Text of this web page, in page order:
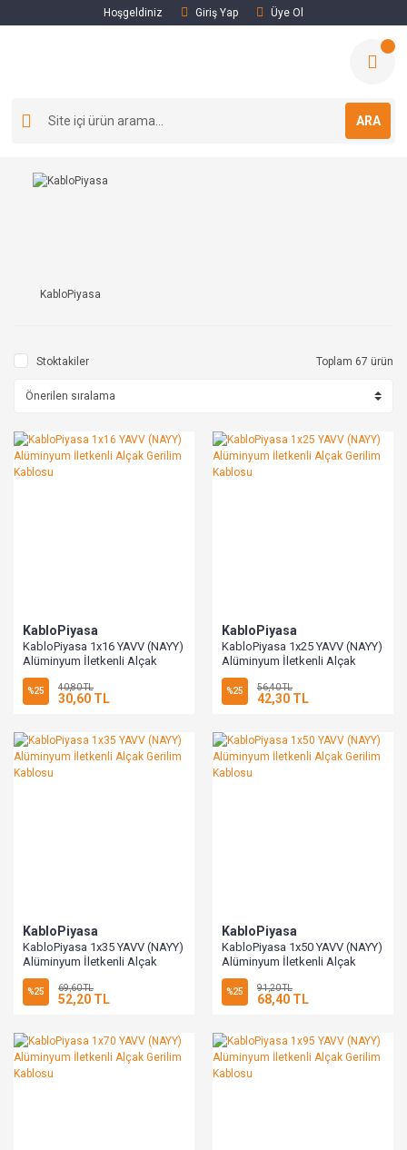
Hoşgeldiniz Giriş Yap Üye Ol
ARA
KabloPiyasa
Stoktakiler Toplam 67 ürün
KabloPiyasa
KabloPiyasa 1x16 YAVV (NAYY)
Alüminyum İletkenli Alçak
Gerilim Kablosu
%25 40,80 TL
30,60 TL
KabloPiyasa
KabloPiyasa 1x25 YAVV (NAYY)
Alüminyum İletkenli Alçak
Gerilim Kablosu
%25 56,40 TL
42,30 TL
KabloPiyasa
KabloPiyasa 1x35 YAVV (NAYY)
Alüminyum İletkenli Alçak
Gerilim Kablosu
%25 69,60 TL
52,20 TL
KabloPiyasa
KabloPiyasa 1x50 YAVV (NAYY)
Alüminyum İletkenli Alçak
Gerilim Kablosu
%25 91,20 TL
68,40 TL